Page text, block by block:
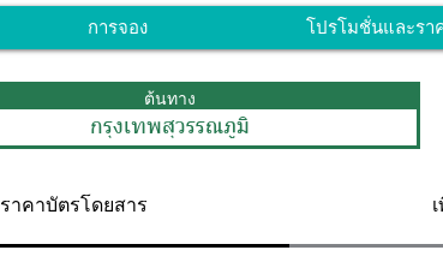
การจอง โปรโมชั่นและรา
ต้นทาง
กรุงเทพสุวรรณภูมิ
ราคาบัตรโดยสาร